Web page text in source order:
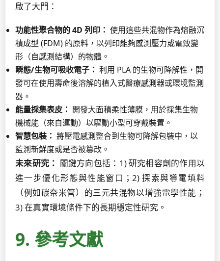
啟了大門：
功能性聚合物的 4D 列印： 使用這些共混物作為熔融沉
積成型 (FDM) 的原料，以列印能夠感測壓力或電致變
形（自感測結構）的物體。
瞬態/生物可吸收電子： 利用 PLA 的生物可降解性，開
發可在使用壽命後溶解的植入式醫療感測器或環境監測
器。
能量採集表皮： 開發大面積柔性薄膜，用於採集生物
機械能（來自運動）以驅動小型可穿戴裝置。
智慧包裝： 將壓電感測整合到生物可降解包裝中，以
監測新鮮度或是否被篡改。
未來研究： 關鍵方向包括：1) 研究相容劑的作用以
進一步優化形態與性能窗口；2) 探索與導電填料
（例如碳奈米管）的三元共混物以增強電學性能；
3) 在真實環境條件下的長期穩定性研究。
9. 參考文獻